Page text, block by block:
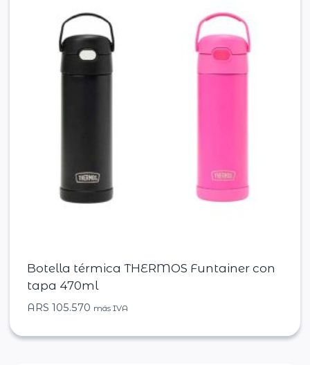
Botella térmica THERMOS Funtainer con
tapa 470ml
ARS 105.570 más IVA